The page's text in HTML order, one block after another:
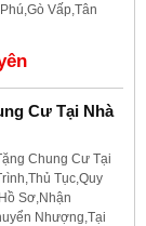
Vấp,Tân
Cư Tại Nhà
Chung Cư Tại
Tục,Quy
Sơ,Nhận
Nhượng,Tại